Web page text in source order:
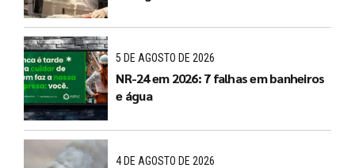
5 DE AGOSTO DE 2026
NR-24 em 2026: 7 falhas em banheiros
e água
4 DE AGOSTO DE 2026